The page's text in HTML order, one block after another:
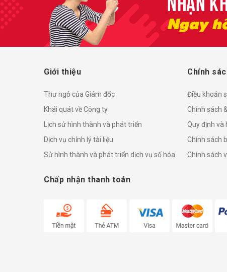
Giới thiệu
Thư ngỏ của Giám đốc
Khái quát về Công ty
Lịch sử hình thành và phát triển
Dịch vụ chỉnh lý tài liệu
Sử hình thành và phát triển dịch vụ số hóa
Chính
Điều khoản
Chính sách
Quy định và
Chính sách
Chính sách
Chấp nhận thanh toán